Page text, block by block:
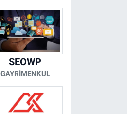
SEOWP
GAYRIMENKUL